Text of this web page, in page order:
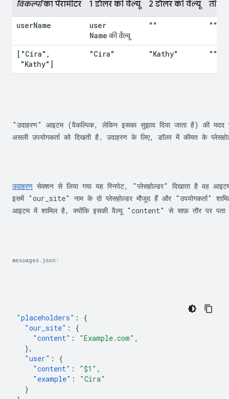
विकल्पों का पैरामीटर 1 डॉलर की वैल्यू 2 डॉलर की वैल्यू तीन
userName
user
Name की वैल्यू
"" ""
["Cira" ,
"Kathy"]
"Cira" "Kathy" ""
"उदाहरण" आइटम (वैकल्पिक, लेकिन इसका सुझाव दिया जाता है) की मदद
असली उपयोगकर्ता को दिखती है. उदाहरण के लिए, डॉलर में कीमत के
उदाहरण सेक्शन से लिया गया यह स्निपेट, "प्लेसहोल्डर" दिखाता है वह
इसमें "our_site" नाम के दो प्लेसहोल्डर मौजूद हैं और "उपयोगकर्ता"
आइटम में शामिल है, क्योंकि इसकी वैल्यू "content" से साफ़ तौर पर पता
messages.json:
"placeholders" :
{
"our_site" :
{
"content" : "Example.com" ,
},
"user" :
{
"content" : "$1" ,
"example" :
"Cira"
}